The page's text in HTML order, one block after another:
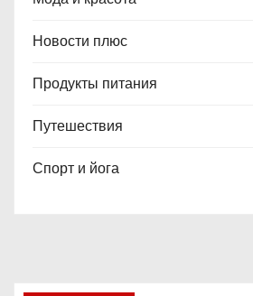
Новости плюс
Продукты питания
Путешествия
Спорт и йога